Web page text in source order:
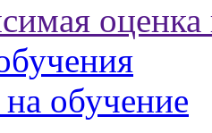
оценка
обучение